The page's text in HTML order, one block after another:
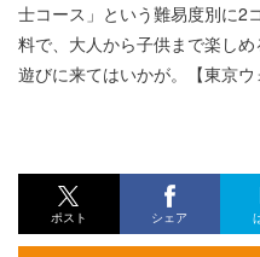
士コース」という難易度別に2
料で、大人から子供まで楽し
遊びに来てはいかが。【東京ウ
ポスト シェア